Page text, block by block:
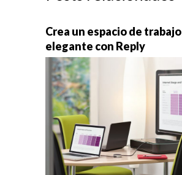
Crea un espacio de trabajo
elegante con Reply